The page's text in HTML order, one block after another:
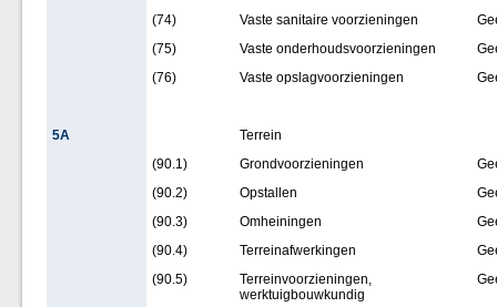
(74)
Vaste sanitaire voorzieningen
(75)
Vaste onderhoudsvoorzieningen
(76)
Vaste opslagvoorzieningen
5A
Terrein
(90.1)
Grondvoorzieningen
(90.2)
Opstallen
(90.3)
Omheiningen
(90.4)
Terreinafwerkingen
(90.5)
Terreinvoorzieningen,
werktuigbouwkundig